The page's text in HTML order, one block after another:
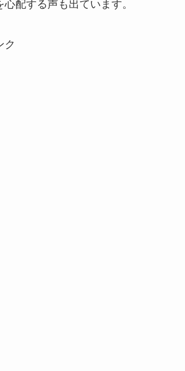
配する声も出ています。
ク